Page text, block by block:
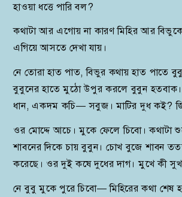
হাওয়া ধত্তে পারি বল?
কথাটা আর এগোয় না কারণ মিহির আর
এগিয়ে আসতে দেখা যায়।
নে তোরা হাত পাত, বিভুর কথায় হাত পাতে
বুবুনের হাতে মুঠো উপুর করলে বুবুন
ধান, একদম কচি— সবুজ। মাটির দুধ কই?
ওর মোদ্দে আচে। মুকে ফেলে চিবো। কথাটা
শাবনের দিকে চায় বুবুন। চোখ বুজে শাবন
করেছে। ওর দুই কষে দুধের দাগ। মুখে কী
নে বুবু মুকে পুরে চিবো— মিহিরের কথা শেষ